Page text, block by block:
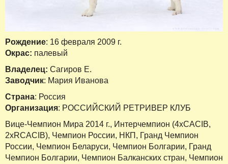
Рождение: 16 февраля 2009 г.
Окрас: палевый
Владелец: Сагиров Е.
Заводчик: Мария Иванова
Страна: Россия
Организация: РОССИЙСКИЙ РЕТРИВЕР КЛУБ
Вице-Чемпион Мира 2014 г., Интерчемпион (4хCACIB,
2xRCACIB), Чемпион России, НКП, Гранд Чемпион
России, Чемпион Беларуси, Чемпион Болгарии, Гранд
Чемпион Болгарии, Чемпион Балканских стран, Чемпион